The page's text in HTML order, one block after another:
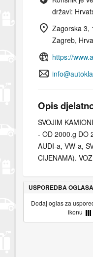
državi:
Zagorska 3,
Zagreb,
https://
Opis
SVOJIM
- OD 2000.g DO
AUDI-a, VW-a,
CIJENAMA).
ILI E-MAILA
USPOREDBA OGLASA
Dodaj oglas za
ikonu